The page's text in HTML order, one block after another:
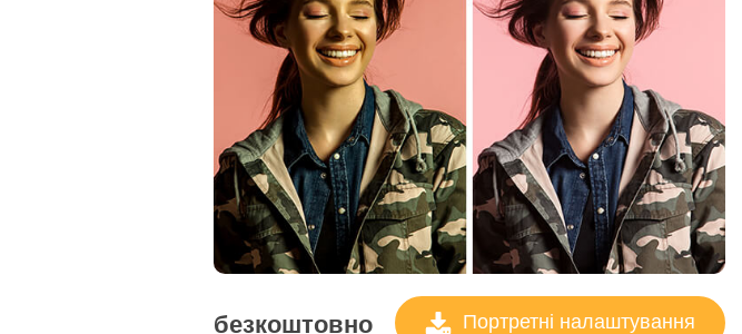
безкоштовно Портретні налаштування